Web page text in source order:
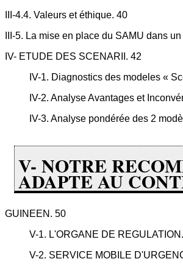
III-4.4. Valeurs et éthique. 40
III-5. La mise en place du SAMU dans
IV- ETUDE DES SCENARII. 42
IV-1. Diagnostics des modeles «
IV-2. Analyse Avantages et
IV-3. Analyse pondérée des 2
V- NOTRE
ADAPTE AU
GUINEEN. 50
V-1. L'ORGANE DE
V-2. SERVICE MOBILE